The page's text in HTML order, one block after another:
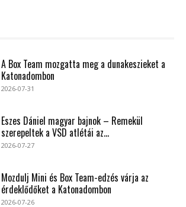
A Box Team mozgatta meg a dunakeszieket a
Katonadombon
2026-07-31
Eszes Dániel magyar bajnok – Remekül
szerepeltek a VSD atlétái az...
2026-07-27
Mozdulj Mini és Box Team-edzés várja az
érdeklődőket a Katonadombon
2026-07-26